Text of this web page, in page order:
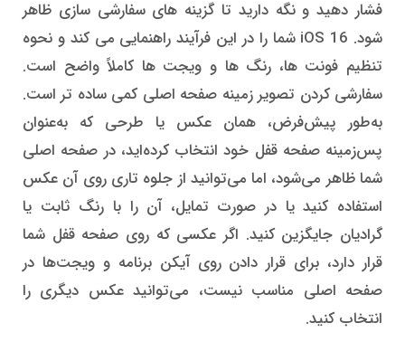
فشار دهید و نگه دارید تا گزینه های سفارشی سازی ظاهر
شود. iOS 16 شما را در این فرآیند راهنمایی می کند و نحوه
تنظیم فونت ها، رنگ ها و ویجت ها کاملاً واضح است.
سفارشی کردن تصویر زمینه صفحه اصلی کمی ساده تر است.
به‌طور پیش‌فرض، همان عکس یا طرحی که به‌عنوان
پس‌زمینه صفحه قفل خود انتخاب کرده‌اید، در صفحه اصلی
شما ظاهر می‌شود، اما می‌توانید از جلوه تاری روی آن عکس
استفاده کنید یا در صورت تمایل، آن را با رنگ ثابت یا
گرادیان جایگزین کنید. اگر عکسی که روی صفحه قفل شما
قرار دارد، برای قرار دادن روی آیکن برنامه و ویجت‌ها در
صفحه اصلی مناسب نیست، می‌توانید عکس دیگری را
انتخاب کنید.